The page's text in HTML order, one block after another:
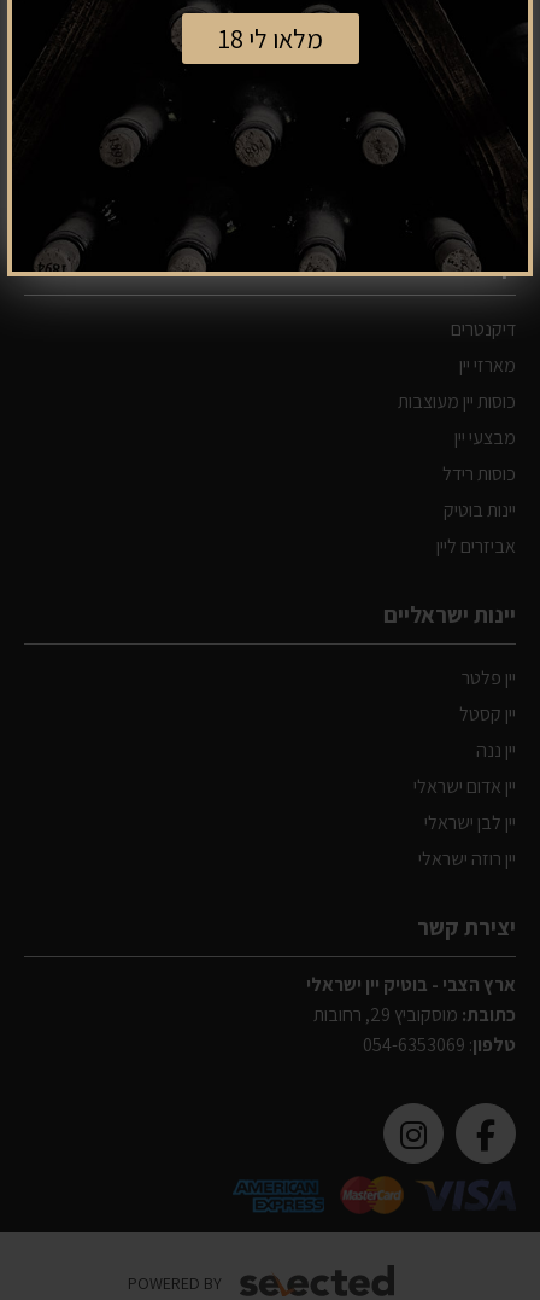
מלאו לי 18
צור קשר
מפת אתר
מדיניות פרטיות
קטלוג המוצרים
דיקנטרים
מארזי יין
כוסות יין מעוצבות
מבצעי יין
כוסות רידל
יינות בוטיק
אביזרים ליין
יינות ישראליים
יין פלטר
יין קסטל
יין ננה
יין אדום ישראלי
יין לבן ישראלי
יין רוזה ישראלי
יצירת קשר
ארץ הצבי - בוטיק יין ישראלי
כתובת: מוסקוביץ 29, רחובות
טלפון:
054-6353069
POWERED BY